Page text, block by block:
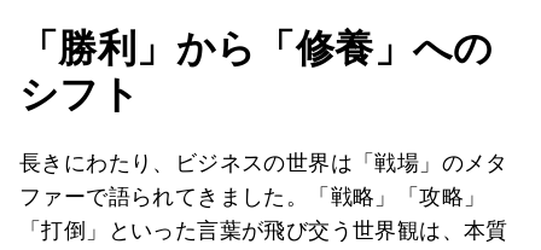
「勝利」から「修養」への
シフト
長きにわたり、ビジネスの世界は「戦場」のメタ
ファーで語られてきました。「戦略」「攻略」
「打倒」といった言葉が飛び交う世界観は、本質